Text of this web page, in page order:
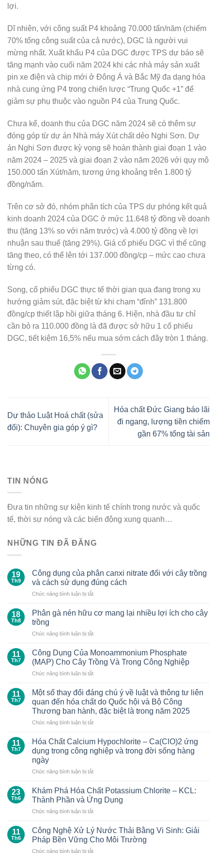
lợi.
Dĩ nhiên, với công suất P4 khoảng 70.000 tấn/năm (chiếm
70% tổng công suất của cả nước), DGC là người vui
mừng nhất. Xuất khẩu P4 của DGC được TPS dự báo sẽ
tăng mạnh vào cuối năm 2024 khi các nhà máy sản xuất
pin xe điện và chip mới ở Đông Á và Bắc Mỹ đa dạng hóa
nhà cung ứng P4 trong chiến lược “Trung Quốc +1” để
giảm sự phụ thuộc vào nguồn P4 của Trung Quốc.
Chưa kể, doanh thu của DGC năm 2024 sẽ có thêm sự
đóng góp từ dự án Nhà máy Xút chất dẻo Nghi Sơn. Dự
án Nghi Sơn được kỳ vọng sẽ hoàn thành giai đoạn 1 vào
năm 2024 – 2025 và giai đoạn 2 vào năm 2026 với quy mô
150.000 tấn Xút/năm, tương ứng khoảng trên 1.800 tỷ
đồng/năm.
Trên cơ sở đó, nhóm phân tích của TPS dự phóng kết quả
kinh doanh 2024 của DGC ở mức 11.648 tỷ đồng về doanh
thu (tăng 13% so với năm trước) và 4.000 tỷ đồng về lợi
nhuận sau thuế (tăng 29%). Giá cổ phiếu DGC vì thế cũng
tăng theo, có thể lên tới 137.000 đồng/cp – mức cao chưa
từng có.
Song, cổ phiếu DGC thực tế thời gian qua đang trong xu
hướng giảm sút, đặc biệt từ khi chạm “đỉnh” 131.800
đồng/cp thiết lập hồi giữa tháng 6. Hiện, nhà đầu tư chỉ
cần bỏ ra 110.000 đồng là đã được sở hữu 1 cổ phiếu
DGC, tiết kiệm 16,5% nếu mua sớm cách đây tròn 1 tháng.
Dự thảo Luật Hoá chất (sửa
đổi): Chuyên gia góp ý gì?
Hóa chất Đức Giang báo lãi
đi ngang, lượng tiền chiếm
gần 67% tổng tài sản
TIN NÓNG
Đưa tin những sự kiện kinh tế chính trong nước và quốc
tế, thời sự nóng và các biến động xung quanh…
NHỮNG TIN ĐÃ ĐĂNG
19
Th9
Công dụng của phân canxi nitrate đối với cây trồng
và cách sử dụng đúng cách
Chức năng bình luận bị tắtở
canxi
đối
với
trồng
cách
sử
dụng
cách
18
Th8
Phân gà nén hữu cơ mang lại nhiều lợi ích cho cây
trồng
Chức năng bình luận bị tắtở
gà
nén
hữu
cơ
lại
nhiều
ích
cho
trồng
11
Th7
Công Dụng Của Monoammonium Phosphate
(MAP) Cho Cây Trồng Và Trong Công Nghiệp
Chức năng bình luận bị tắtở
Dụng
Của
Monoammonium
Phosphate
(MAP)
Cây
Trồng
Và
Công
11
Th7
Một số thay đổi đáng chú ý về luật và thông tư liên
quan đến hóa chất do Quốc hội và Bộ Công
Thương ban hành, đặc biệt là trong năm 2025
Chức năng bình luận bị tắtở
số
thay
đổi
chú
về
và
thông
liên
quan
11
Th7
Hóa Chất Calcium Hypochlorite – Ca(ClO)2 ứng
dụng trong công nghiệp và trong đời sống hàng
ngày
Chức năng bình luận bị tắtở
Chất
Calcium
Hypochlorite
–
ứng
dụng
23
Th6
Khám Phá Hóa Chất Potassium Chlorite – KCL:
Thành Phần và Ứng Dụng
Chức năng bình luận bị tắtở
Phá
Hóa
Chất
11
Th6
Công Nghệ Xử Lý Nước Thải Bằng Vi Sinh: Giải
Pháp Bền Vững Cho Môi Trường
Chức năng bình luận bị tắtở